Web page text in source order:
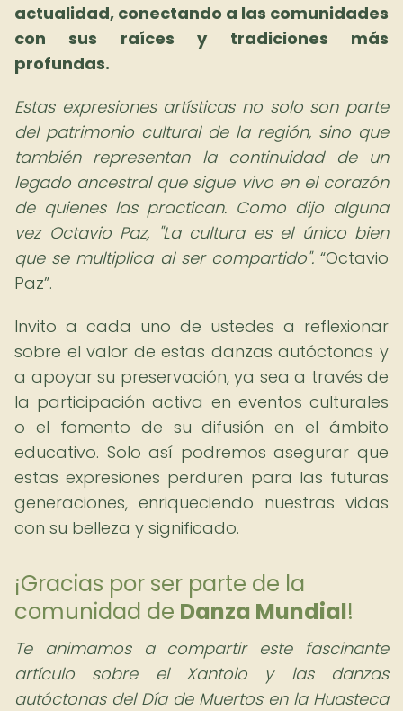
actualidad, conectando a las comunidades
con sus raíces y tradiciones más
profundas.
Estas expresiones artísticas no solo son parte
del patrimonio cultural de la región, sino que
también representan la continuidad de un
legado ancestral que sigue vivo en el corazón
de quienes las practican. Como dijo alguna
vez Octavio Paz, "La cultura es el único bien
que se multiplica al ser compartido". Octavio
Paz .
Invito a cada uno de ustedes a reflexionar
sobre el valor de estas danzas autóctonas y
a apoyar su preservación, ya sea a través de
la participación activa en eventos culturales
o el fomento de su difusión en el ámbito
educativo. Solo así podremos asegurar que
estas expresiones perduren para las futuras
generaciones, enriqueciendo nuestras vidas
con su belleza y significado.
¡Gracias por ser parte de la
comunidad de Danza Mundial!
Te animamos a compartir este fascinante
artículo sobre el Xantolo y las danzas
autóctonas del Día de Muertos en la Huasteca